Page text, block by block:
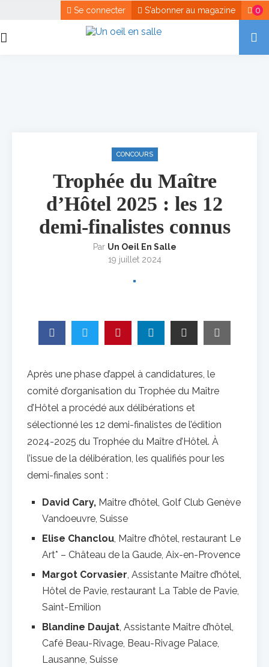
0
S'abonner au magazine
Se connecter
CONCOURS
Trophée du Maître
d’Hôtel 2025 : les 12
demi-finalistes connus
Par Un Oeil En Salle
19 juillet 2024
Après une phase d’appel à candidatures, le
comité d’organisation du Trophée du Maître
d’Hôtel a procédé aux délibérations et
sélectionné les 12 demi-finalistes de l’édition
2024-2025 du Trophée du Maître d’Hôtel. À
l’issue de la délibération, les qualifiés pour les
demi-finales sont :
David Cary, Maître d’hôtel, Golf Club Genève
Vandoeuvre, Suisse
Elise Chanclou, Maître d’hôtel, restaurant Le
Art* – Château de la Gaude, Aix-en-Provence
Margot Corvasier, Assistante Maître d’hôtel,
Hôtel de Pavie, restaurant La Table de Pavie,
Saint-Emilion
Blandine Daujat, Assistante Maître d’hôtel,
Café Beau-Rivage, Beau-Rivage Palace,
Lausanne, Suisse